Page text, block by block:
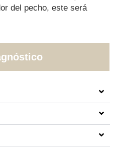
del pecho, este será